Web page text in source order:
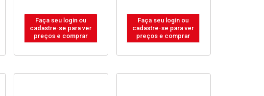
Faça seu login ou
cadastre-se para ver
preços e comprar
Faça seu login ou
cadastre-se para ver
preços e comprar